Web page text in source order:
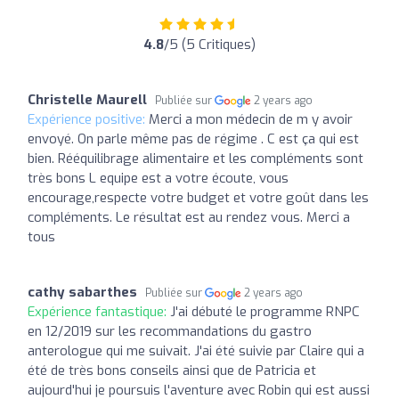
4.8/5 (5 Critiques)
Christelle Maurell Publiée sur 2 years ago
Expérience positive: Merci a mon médecin de m y avoir
envoyé. On parle même pas de régime . C est ça qui est
bien. Rééquilibrage alimentaire et les compléments sont
très bons L equipe est a votre écoute, vous
encourage,respecte votre budget et votre goût dans les
compléments. Le résultat est au rendez vous. Merci a
tous
cathy sabarthes Publiée sur 2 years ago
Expérience fantastique: J'ai débuté le programme RNPC
en 12/2019 sur les recommandations du gastro
anterologue qui me suivait. J'ai été suivie par Claire qui a
été de très bons conseils ainsi que de Patricia et
aujourd'hui je poursuis l'aventure avec Robin qui est aussi